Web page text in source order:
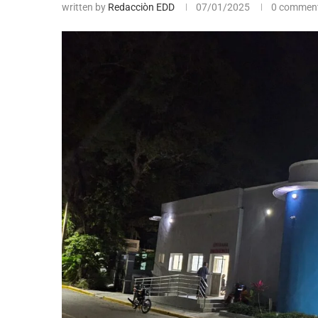
written by Redacciòn EDD 07/01/2025 0